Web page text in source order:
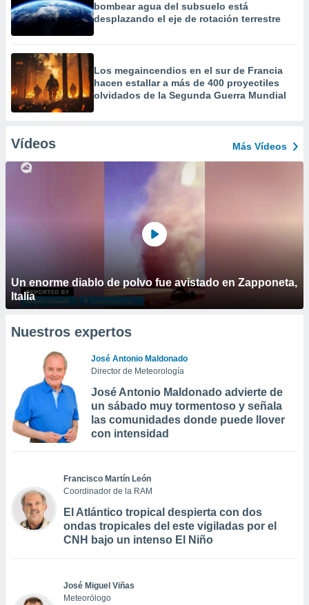
bombear agua del subsuelo está
desplazando el eje de rotación terrestre
Los megaincendios en el sur de Francia
hacen estallar a más de 400 proyectiles
olvidados de la Segunda Guerra Mundial
Vídeos Más Vídeos
Un enorme diablo de polvo fue avistado en Zapponeta,
Italia
Nuestros expertos
José Antonio Maldonado
Director de Meteorología
José Antonio Maldonado advierte de
un sábado muy tormentoso y señala
las comunidades donde puede llover
con intensidad
Francisco Martín León
Coordinador de la RAM
El Atlántico tropical despierta con dos
ondas tropicales del este vigiladas por el
CNH bajo un intenso El Niño
José Miguel Viñas
Meteorólogo